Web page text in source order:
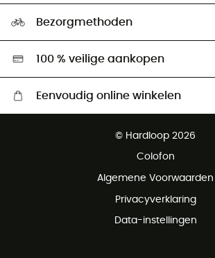
Ambassadeurs
Hardgreen
Bezorgmethoden
100 % veilige aankopen
Eenvoudig online winkelen
Gratis retourneren binnen 100 dagen
© Hardloop 2026
Colofon
Algemene Voorwaarden
Privacyverklaring
Data-instellingen